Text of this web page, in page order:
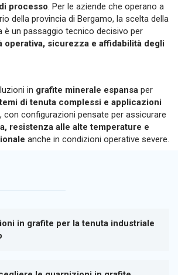
processo . Per le aziende che operano a
della provincia di Bergamo, la scelta della
è un passaggio tecnico decisivo per
operativa, sicurezza e affidabilità degli
in grafite minerale espansa per
di tenuta complessi e applicazioni
, con configurazioni pensate per assicurare
resistenza alle alte temperature e
anche in condizioni operative severe.
in grafite per la tenuta industriale